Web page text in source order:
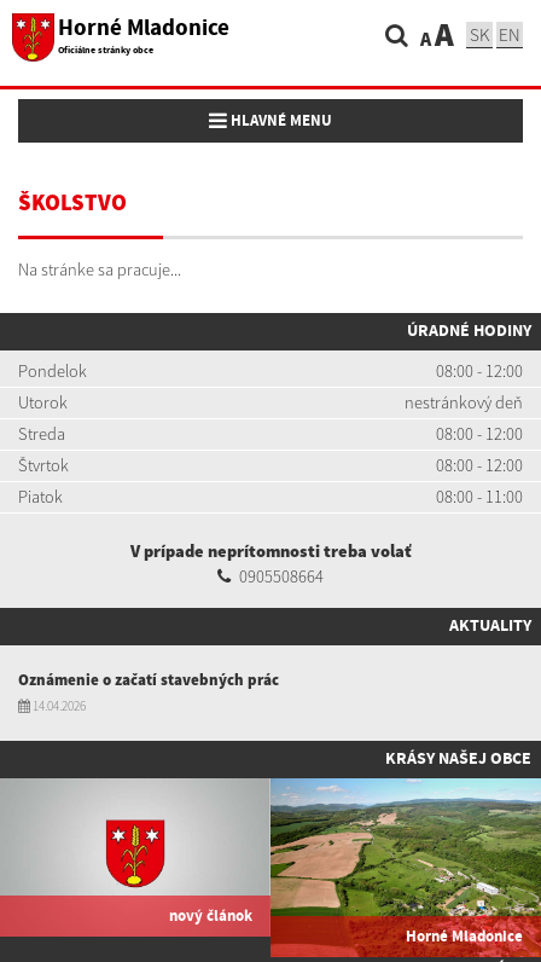
Horné Mladonice
Oficiálne stránky obce AA SK EN
Toggle navigation
HLAVNÉ MENU
ŠKOLSTVO
Na stránke sa pracuje...
ÚRADNÉ HODINY
Pondelok
08:00 - 12:00
Utorok
nestránkový deň
Streda
08:00 - 12:00
Štvrtok
08:00 - 12:00
Piatok
08:00 - 11:00
V prípade neprítomnosti treba volať
0905508664
AKTUALITY
Oznámenie o začatí stavebných prác
14.04.2026
KRÁSY NAŠEJ OBCE
nový článok
Horné Mladonice